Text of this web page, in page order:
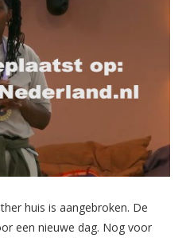
huis is aangebroken. De
een nieuwe dag. Nog voor